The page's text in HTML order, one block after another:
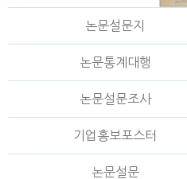
논문설문지
논문통계대행
논문설문조사
기업홍보포스터
논문설문